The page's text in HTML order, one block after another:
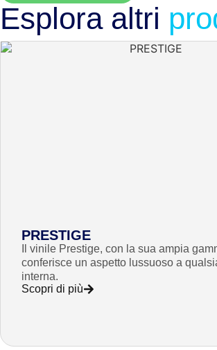
Esplora altri
PRESTIGE
Il vinile Prestige, con la sua ampia
conferisce un aspetto lussuoso a
interna.
Scopri di più